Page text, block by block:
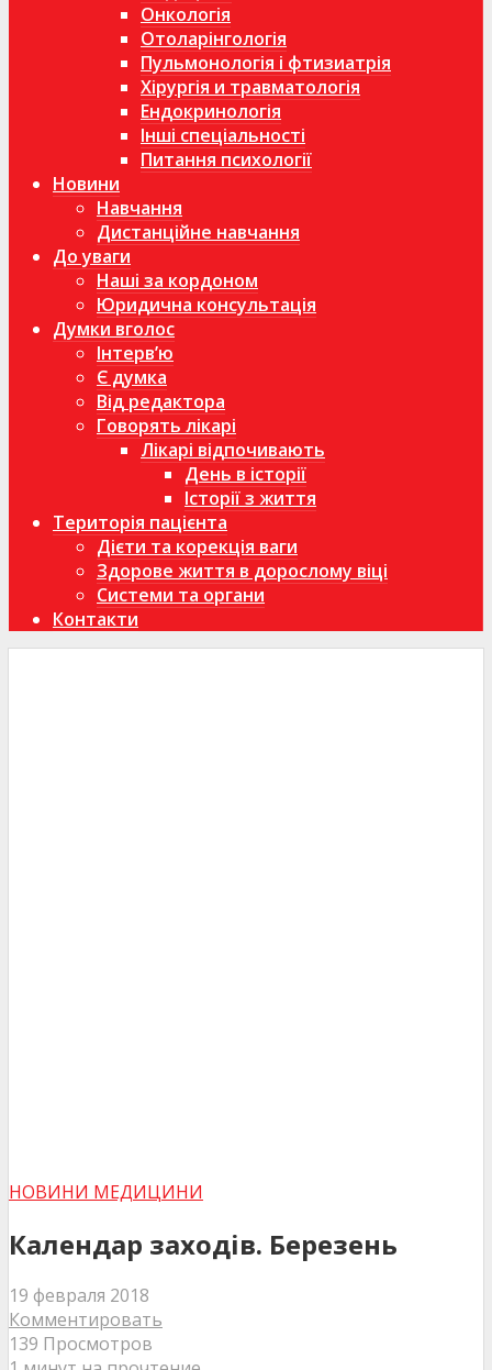
Онкологія
Отоларінгологія
Пульмонологія і фтизиатрія
Хірургія и травматологія
Ендокринологія
Інші спеціальності
Питання психології
Новини
Навчання
Дистанційне навчання
До уваги
Наші за кордоном
Юридична консультація
Думки вголос
Інтерв’ю
Є думка
Від редактора
Говорять лікарі
Лікарі відпочивають
День в історії
Історії з життя
Територія пацієнта
Дієти та корекція ваги
Здорове життя в дорослому віці
Системи та органи
Контакти
НОВИНИ МЕДИЦИНИ
Календар заходів. Березень
19 февраля 2018
Комментировать
139 Просмотров